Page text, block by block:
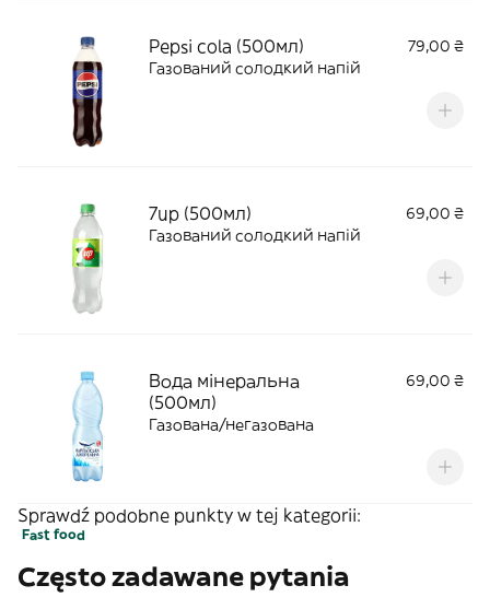
Pepsi cola (500мл)
79,00 ₴
Газований солодкий напій
7up (500мл)
69,00 ₴
Газований солодкий напій
Вода мінеральна
(500мл)
69,00 ₴
Газована/негазована
Sprawdź podobne punkty w tej kategorii:
Fast food
Często zadawane pytania